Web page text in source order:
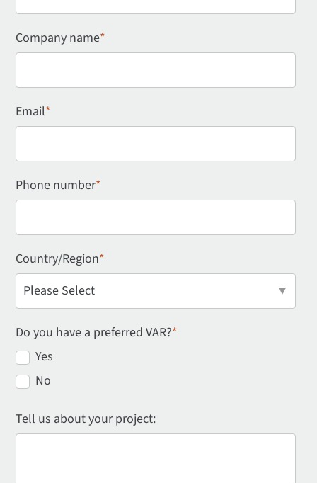
Company name*
Email*
Phone number*
Country/Region*
Do you have a preferred VAR?*
Yes
No
Tell us about your project: